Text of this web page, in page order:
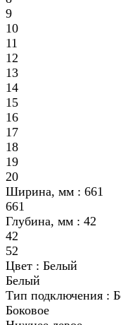
9
10
11
12
13
14
15
16
17
18
19
20
Ширина, мм : 661
661
Глубина, мм : 42
42
52
Цвет : Белый
Белый
Тип подключения :
Боковое